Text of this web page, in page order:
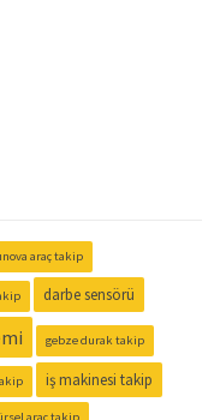
araç takip
darbe sensörü
gebze durak takip
iş makinesi takip